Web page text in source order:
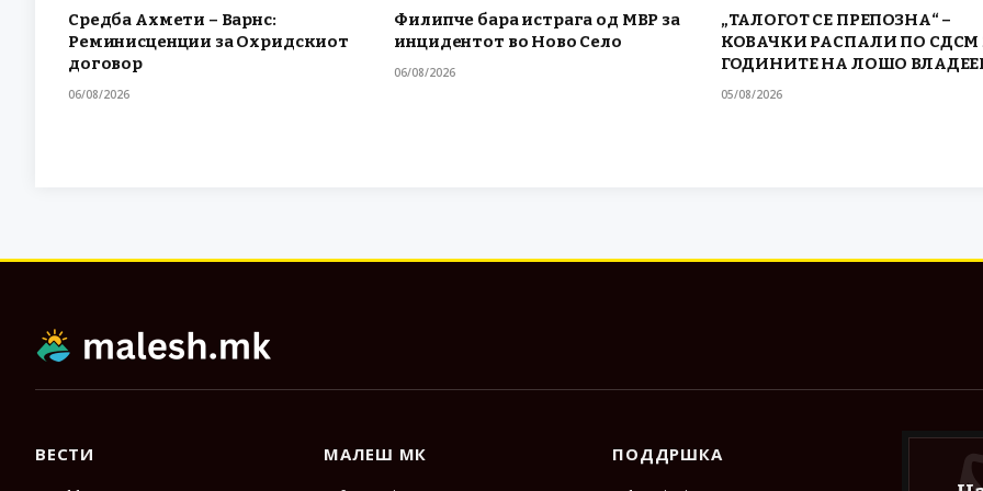
Средба Ахмети – Варнс:
Реминисценции за Охридскиот
договор
06/08/2026
Филипче бара истрага од МВР за
инцидентот во Ново Село
06/08/2026
„ТАЛОГОТ СЕ ПРЕПОЗНА“ –
КОВАЧКИ РАСПАЛИ ПО СДСМ
ГОДИНИТЕ НА ЛОШО
05/08/2026
ВЕСТИ МАЛЕШ МК ПОДДРШКА